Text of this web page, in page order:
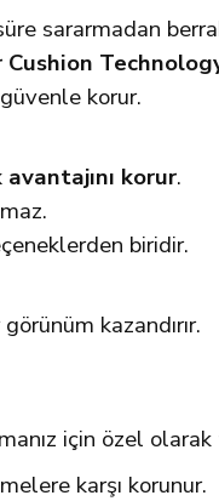
sararmadan
Cushion
korur.
korur.
biridir.
kazandırır.
için özel
karşı korunur.